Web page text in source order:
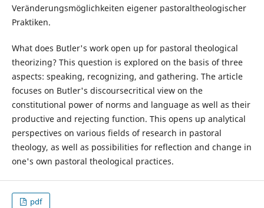
Veränderungsmöglichkeiten eigener pastoraltheologischer
Praktiken.
What does Butler's work open up for pastoral theological
theorizing? This question is explored on the basis of three
aspects: speaking, recognizing, and gathering. The article
focuses on Butler's discoursecritical view on the
constitutional power of norms and language as well as their
productive and rejecting function. This opens up analytical
perspectives on various fields of research in pastoral
theology, as well as possibilities for reflection and change in
one's own pastoral theological practices.
pdf